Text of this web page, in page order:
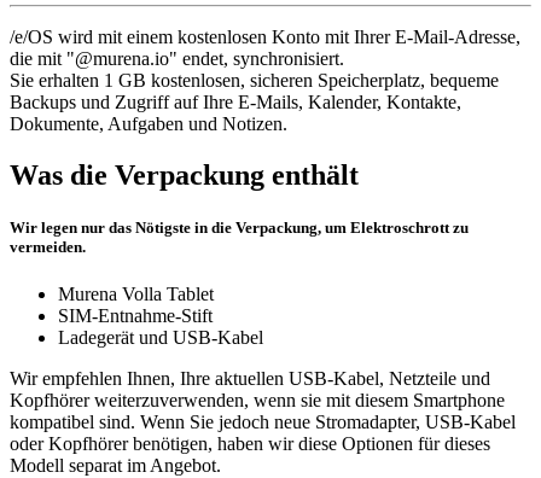
/e/OS wird mit einem kostenlosen Konto mit Ihrer E-Mail-Adresse,
die mit "@murena.io" endet, synchronisiert.
Sie erhalten 1 GB kostenlosen, sicheren Speicherplatz, bequeme
Backups und Zugriff auf Ihre E-Mails, Kalender, Kontakte,
Dokumente, Aufgaben und Notizen.
Was die Verpackung enthält
Wir legen nur das Nötigste in die Verpackung, um Elektroschrott zu
vermeiden.
Murena Volla Tablet
SIM-Entnahme-Stift
Ladegerät und USB-Kabel
Wir empfehlen Ihnen, Ihre aktuellen USB-Kabel, Netzteile und
Kopfhörer weiterzuverwenden, wenn sie mit diesem Smartphone
kompatibel sind. Wenn Sie jedoch neue Stromadapter, USB-Kabel
oder Kopfhörer benötigen, haben wir diese Optionen für dieses
Modell separat im Angebot.